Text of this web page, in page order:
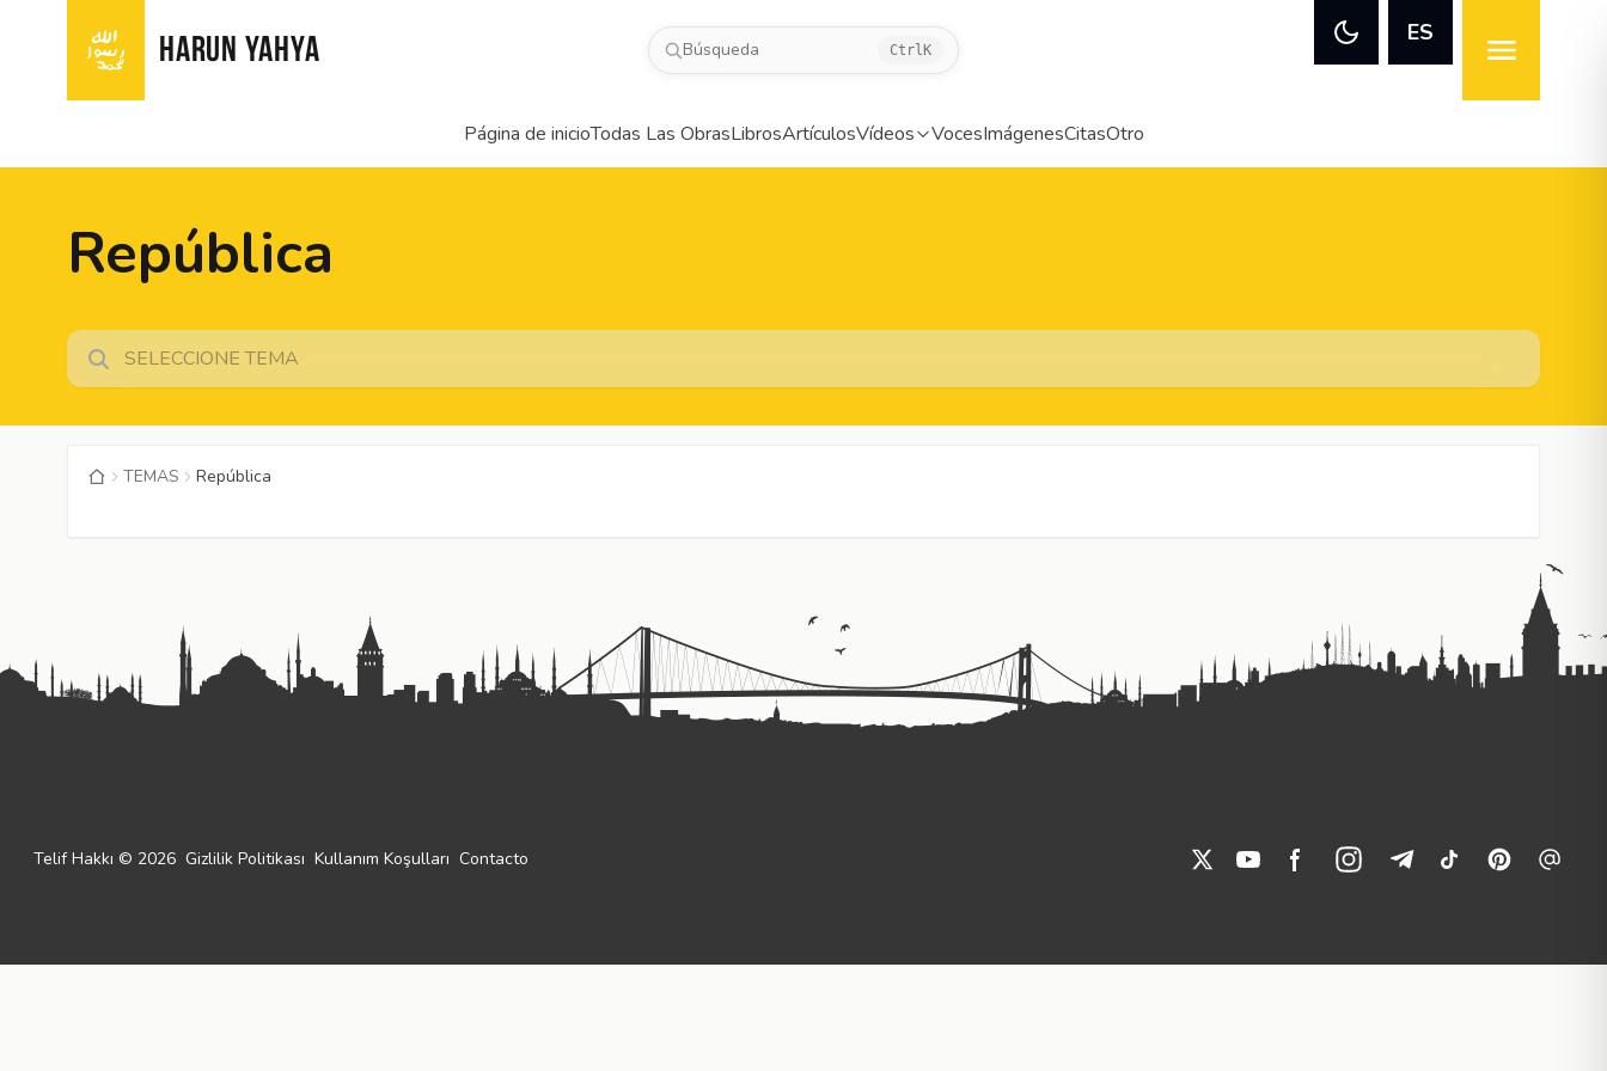
HARUN YAHYA Búsqueda Ctrl K
ES
Página de inicioTodas Las ObrasLibrosArtículosVídeos VocesImágenesCitasOtro
República
TEMAS República
Telif Hakkı © 2026 Gizlilik Politikası Kullanım Koşulları Contacto